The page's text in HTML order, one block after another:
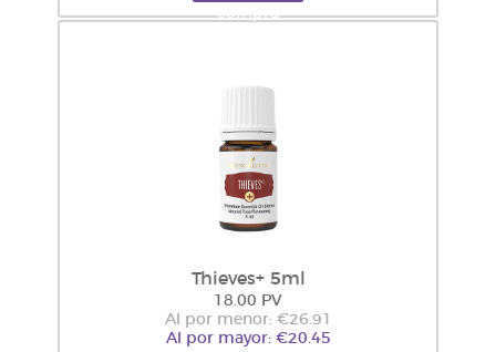
compra
Thieves+ 5ml
18.00 PV
Al por menor: €26.91
Al por mayor: €20.45